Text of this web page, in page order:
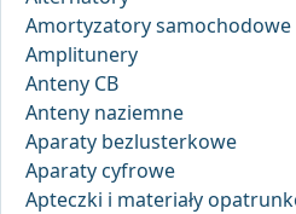
Amortyzatory samochodowe
Amplitunery
Anteny CB
Anteny naziemne
Aparaty bezlusterkowe
Aparaty cyfrowe
Apteczki i materiały